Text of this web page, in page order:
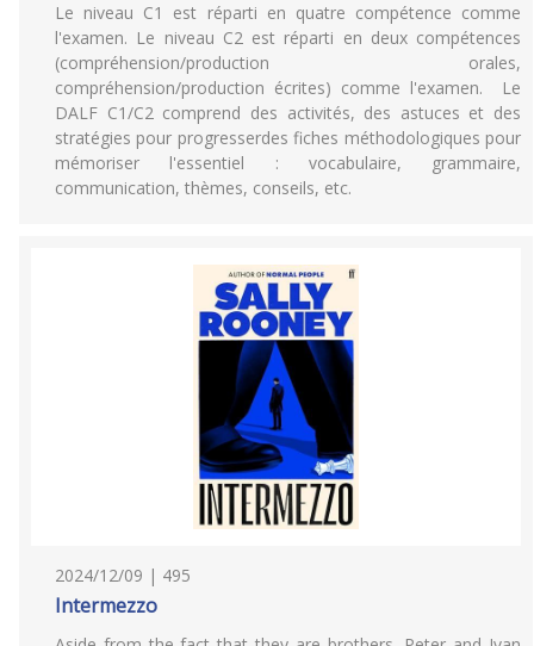
Le niveau C1 est réparti en quatre compétence comme
l'examen. Le niveau C2 est réparti en deux compétences
(compréhension/production orales,
compréhension/production écrites) comme l'examen. Le
DALF C1/C2 comprend des activités, des astuces et des
stratégies pour progresserdes fiches méthodologiques pour
mémoriser l'essentiel : vocabulaire, grammaire,
communication, thèmes, conseils, etc.
2024/12/09 | 495
Intermezzo